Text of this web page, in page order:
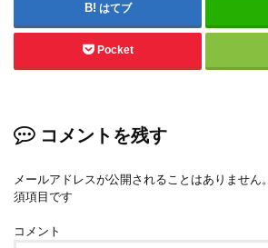
はてブ
Pocket
コメントを残す
メールアドレスが公開されることはありません。
須項目です
コメント